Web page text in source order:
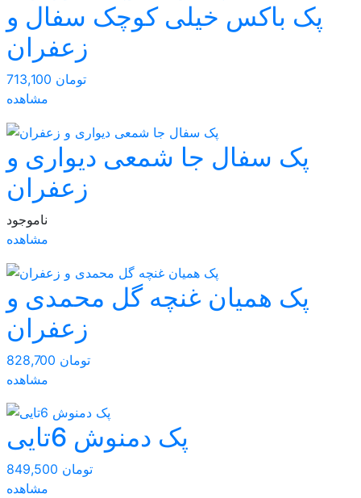
پک باکس خیلی کوچک سفال و
زعفران
713,100 تومان
مشاهده
پک سفال جا شمعی دیواری و
زعفران
ناموجود
مشاهده
پک همیان غنچه گل محمدی و
زعفران
828,700 تومان
مشاهده
پک دمنوش 6تایی
849,500 تومان
مشاهده